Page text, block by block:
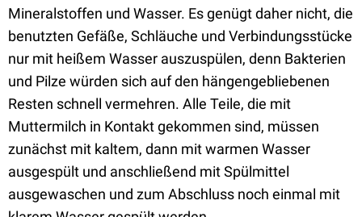
Mineralstoffen und Wasser. Es genügt daher nicht, die
benutzten Gefäße, Schläuche und Verbindungsstücke
nur mit heißem Wasser auszuspülen, denn Bakterien
und Pilze würden sich auf den hängengebliebenen
Resten schnell vermehren. Alle Teile, die mit
Muttermilch in Kontakt gekommen sind, müssen
zunächst mit kaltem, dann mit warmen Wasser
ausgespült und anschließend mit Spülmittel
ausgewaschen und zum Abschluss noch einmal mit